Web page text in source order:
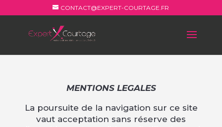
CONTACT@EXPERT-COURTAGE.FR
MENTIONS LEGALES
La poursuite de la navigation sur ce site
vaut acceptation sans réserve des